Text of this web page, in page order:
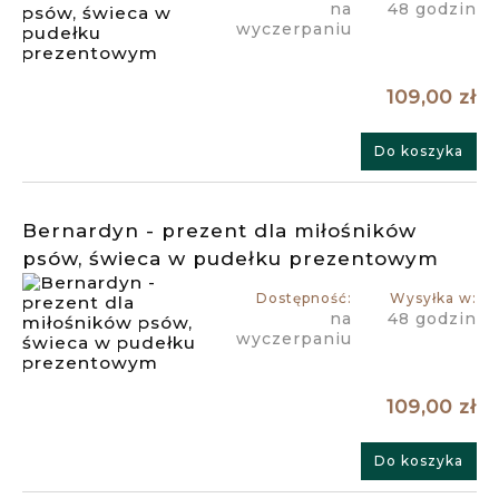
na
wyczerpaniu
48 godzin
109,00 zł
Do koszyka
Bernardyn - prezent dla miłośników
psów, świeca w pudełku prezentowym
Dostępność:
na
wyczerpaniu
Wysyłka w:
48 godzin
109,00 zł
Do koszyka